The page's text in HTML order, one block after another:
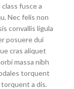
fusce a
Nec felis non
convallis ligula
posuere dui
cras aliquet
massa nibh
torquent
a dis.